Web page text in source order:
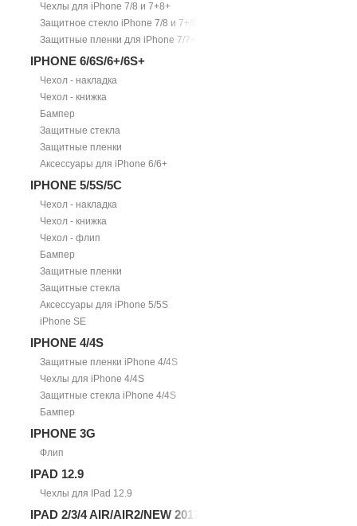
Чехлы для iPhone 7/8 и 7+8+
Защитное стекло iPhone 7/8 и 7+/8+
Защитные пленки для iPhone 7/7+
IPHONE 6/6S/6+/6S+
Чехол - накладка
Чехол - книжка
Бампер
Защитные стекла
Защитные пленки
Аксессуары для iPhone 6/6+
IPHONE 5/5S/5С
Чехол - накладка
Чехол - книжка
Чехол - флип
Бампер
Защитные пленки
Защитные стекла
Аксессуары для iPhone 5/5S
iPhone SE
IPHONE 4/4S
Защитные пленки iPhone 4/4S
Чехлы для iPhone 4/4S
Защитные стекла iPhone 4/4S
Бампер
IPHONE 3G
Флип
IPAD 12.9
Чехлы для IPad 12.9
IPAD 2/3/4 AIR/AIR2/NEW 2017